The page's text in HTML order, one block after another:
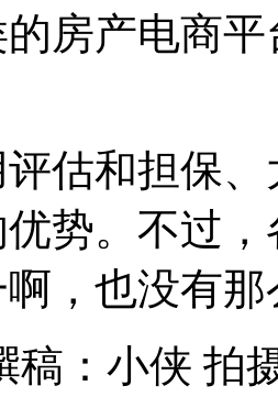
房产电商
和担保、
势。不过
，也没有
：小侠 拍